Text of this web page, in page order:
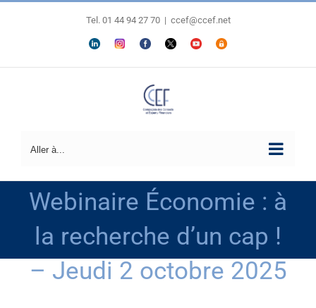
Passer
Tel. 01 44 94 27 70 | ccef@ccef.net
LINKEDIN
Personnaliser
FACEBOOK
X YOUTUBE
ESPACE
Aller à...
Webinaire Économie : à
la recherche d’un cap !
– Jeudi 2 octobre 2025